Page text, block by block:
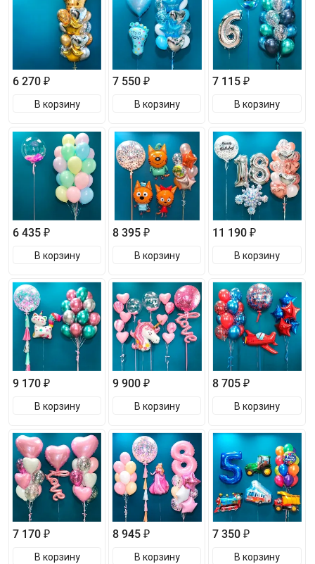
6 270 ₽
В корзину
7 550 ₽
В корзину
7 115 ₽
В корзину
6 435 ₽
В корзину
8 395 ₽
В корзину
11 190 ₽
В корзину
9 170 ₽
В корзину
9 900 ₽
В корзину
8 705 ₽
В корзину
7 170 ₽
В корзину
8 945 ₽
В корзину
7 350 ₽
В корзину